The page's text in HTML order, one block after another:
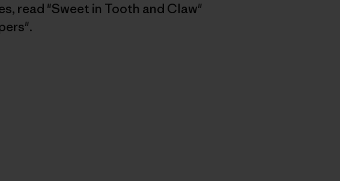
read "Sweet in Tooth and Claw"